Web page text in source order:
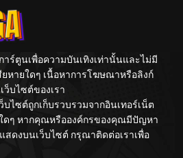
01/03/2026
12/27/2025
12/21/2025
รดิเทพดาบ
หนือชาติภพ
าร์ตูนเพื่อความบันเทิงเท่านั้นและไม่มี
หายใดๆ เนื้อหาการโฆษณาหรือลิงก์
บไซต์ของเรา
ไซต์ถูกเก็บรวบรวมจากอินเทอร์เน็ต
ดๆ หากคุณหรือองค์กรของคุณมีปัญหา
สดงบนเว็บไซต์ กรุณาติดต่อเราเพื่อ